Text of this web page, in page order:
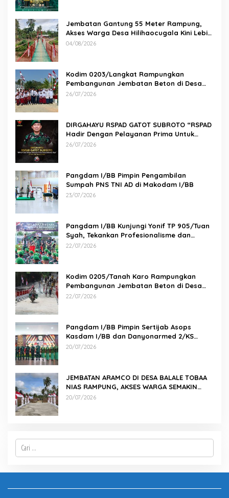
Jembatan Gantung 55 Meter Rampung,
Akses Warga Desa Hilihaocugala Kini Lebih
Aman
04/08/2026
Kodim 0203/Langkat Rampungkan
Pembangunan Jembatan Beton di Desa
Paluh Manis
26/07/2026
DIRGAHAYU RSPAD GATOT SUBROTO “RSPAD
Hadir Dengan Pelayanan Prima Untuk
Indonesia Maju” 26 JULI 1950 – 26 JULI 2026
26/07/2026
Pangdam I/BB Pimpin Pengambilan
Sumpah PNS TNI AD di Makodam I/BB
23/07/2026
Pangdam I/BB Kunjungi Yonif TP 905/Tuan
Syah, Tekankan Profesionalisme dan
Kesiapan Prajurit
22/07/2026
Kodim 0205/Tanah Karo Rampungkan
Pembangunan Jembatan Beton di Desa
Pernantin
22/07/2026
Pangdam I/BB Pimpin Sertijab Asops
Kasdam I/BB dan Danyonarmed 2/KS
serta Tradisi Korps
20/07/2026
JEMBATAN ARAMCO DI DESA BALALE TOBAA
NIAS RAMPUNG, AKSES WARGA SEMAKIN
MUDAH
20/07/2026
Cari
untuk: